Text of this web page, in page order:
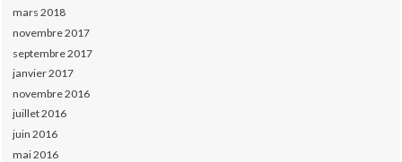
mars 2018
novembre 2017
septembre 2017
janvier 2017
novembre 2016
juillet 2016
juin 2016
mai 2016